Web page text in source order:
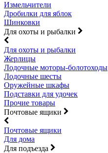
Измельчители
Дробилки для яблок
Шинковки
Для охоты и рыбалки
Для охоты и рыбалки
Жерлицы
Лодочные моторы-болотоходы
Лодочные шесты
Оружейные шкафы
Подставки для удочек
Прочие товары
Почтовые ящики
Почтовые ящики
Для дома
Для подъезда